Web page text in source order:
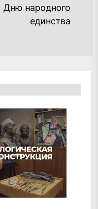
Дню народного
единства